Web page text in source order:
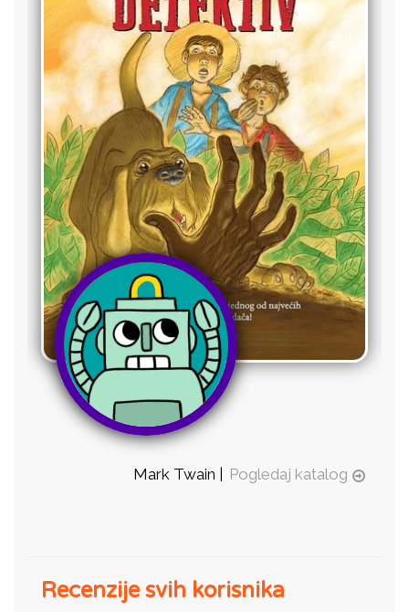
Mark Twain | Pogledaj katalog
Recenzije svih korisnika